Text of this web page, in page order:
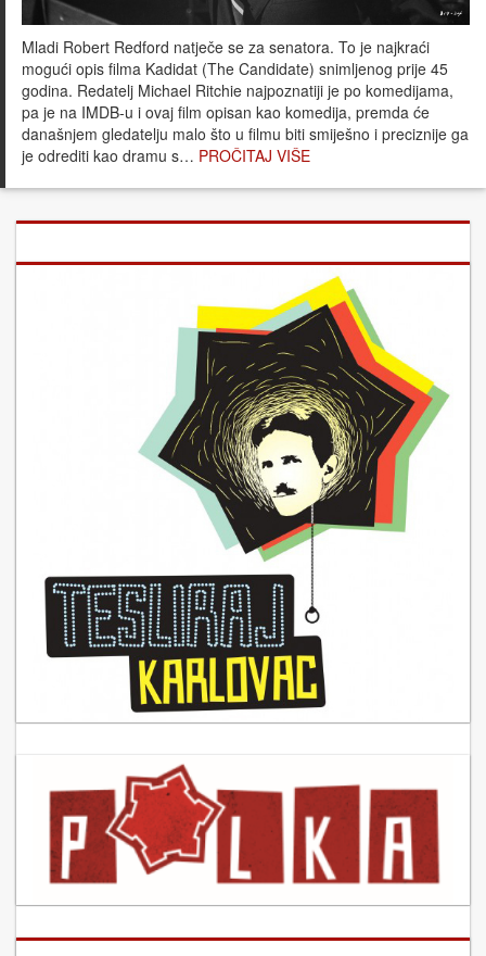
Mladi Robert Redford natječe se za senatora. To je najkraći
mogući opis filma Kadidat (The Candidate) snimljenog prije 45
godina. Redatelj Michael Ritchie najpoznatiji je po komedijama,
pa je na IMDB-u i ovaj film opisan kao komedija, premda će
današnjem gledatelju malo što u filmu biti smiješno i preciznije ga
je odrediti kao dramu s… PROČITAJ VIŠE